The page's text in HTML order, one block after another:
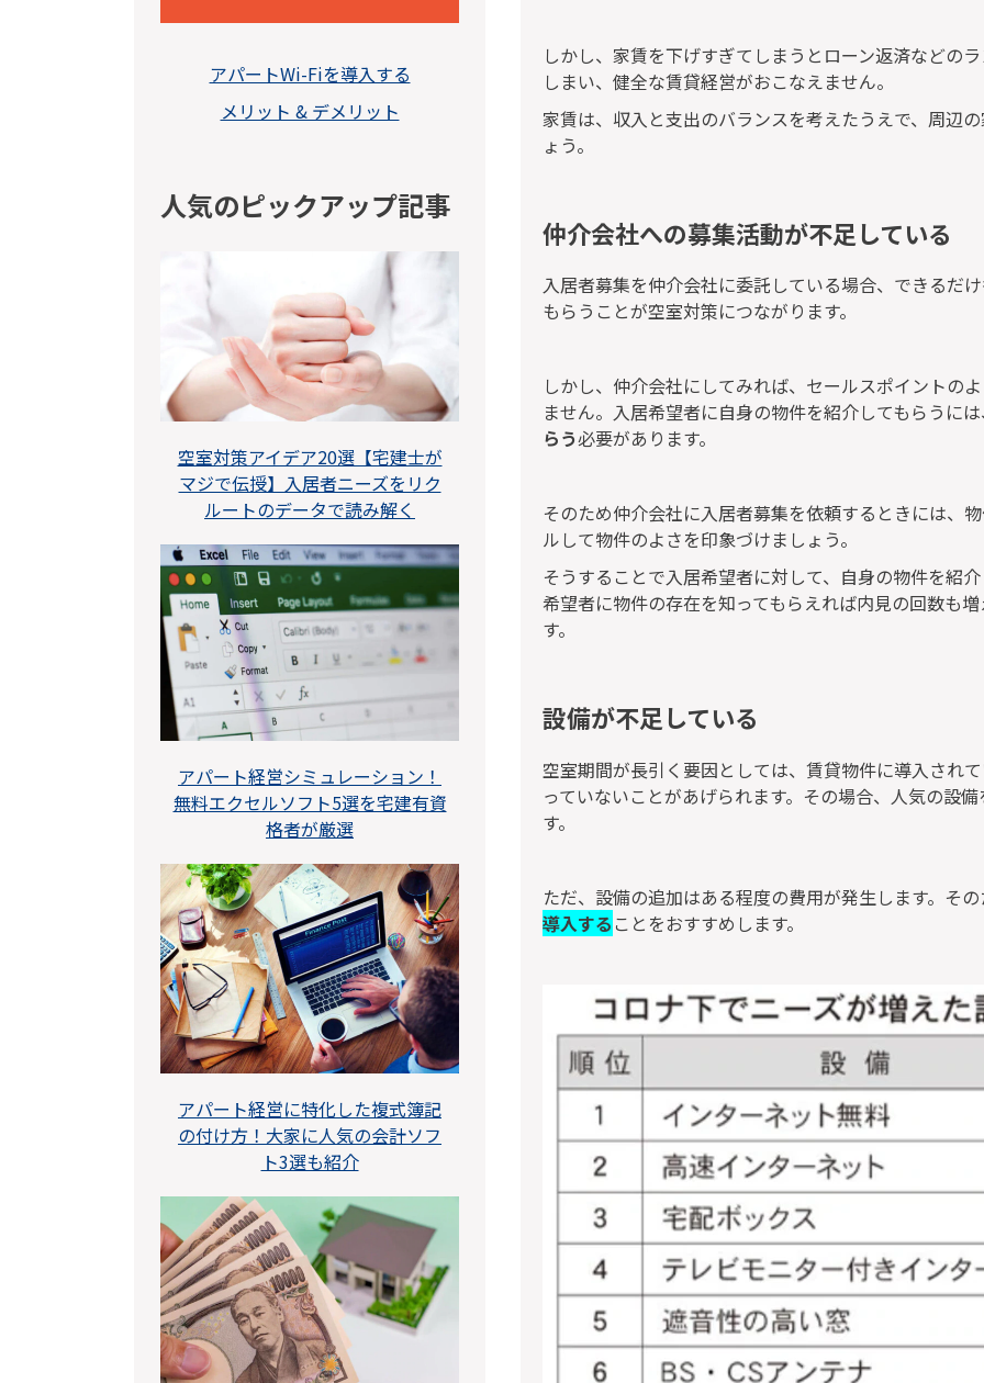
アパートWi-Fiを導入する
メリット & デメリット
人気のピックアップ記事
空室対策アイデア20選【宅建士が
マジで伝授】入居者ニーズをリク
ルートのデータで読み解く
アパート経営シミュレーション！
無料エクセルソフト5選を宅建有資
格者が厳選
アパート経営に特化した複式簿記
の付け方！大家に人気の会計ソフ
ト3選も紹介
しかし、家賃を下げすぎてしまうとローン返済などの
しまい、健全な賃貸経営がおこなえません。
家賃は、収入と支出のバランスを考えたうえで、周辺
ょう。
仲介会社への募集活動が不足している
入居者募集を仲介会社に委託している場合、できるだ
もらうことが空室対策につながります。
しかし、仲介会社にしてみれば、セールスポイントの
ません。入居希望者に自身の物件を紹介してもらうに
らう必要があります。
そのため仲介会社に入居者募集を依頼するときには、
ルして物件のよさを印象づけましょう。
そうすることで入居希望者に対して、自身の物件を紹
希望者に物件の存在を知ってもらえれば内見の回数も
す。
設備が不足している
空室期間が長引く要因としては、賃貸物件に導入され
っていないことがあげられます。その場合、人気の設
す。
ただ、設備の追加はある程度の費用が発生します。そ
導入する ことをおすすめします。